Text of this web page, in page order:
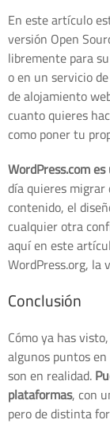
En este artículo
versión Open
libremente para
o en un servicio
de alojamiento
cuanto quieres
como poner tu
WordPress.com
día quieres
contenido, el
cualquier otra
aquí en este
WordPress.org, la
Conclusión
Cómo ya has
algunos puntos
son en realidad.
plataformas, con
pero de distinta